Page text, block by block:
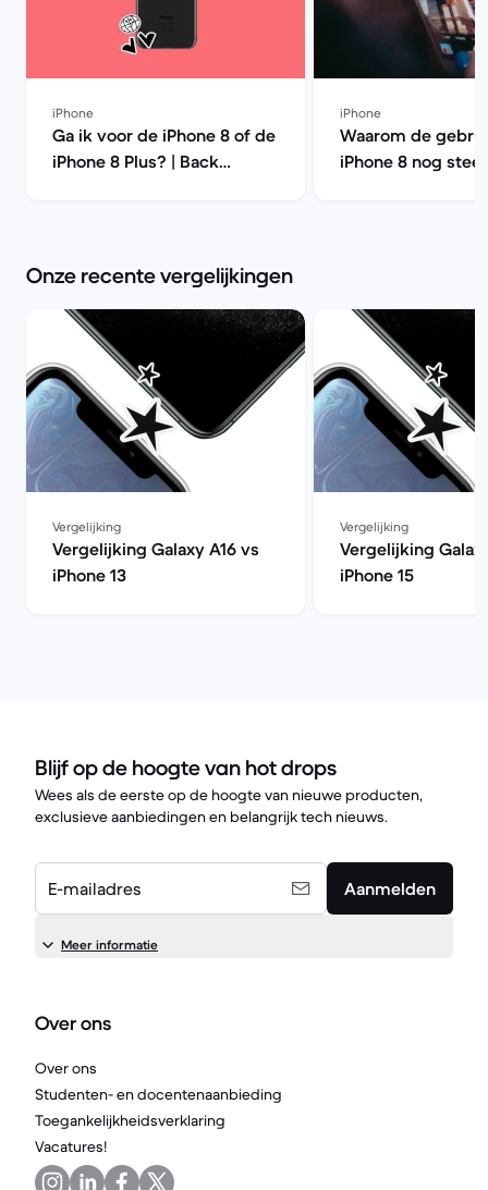
iPhone
Ga ik voor de iPhone 8 of de
iPhone 8 Plus? | Back
iPhone
Waarom de
iPhone 8 nog
Onze recente vergelijkingen
Vergelijking
Vergelijking Galaxy A16 vs
iPhone 13
Vergelijking
Vergelijking
iPhone 15
Blijf op de hoogte van hot drops
Wees als de eerste op de hoogte van nieuwe producten,
exclusieve aanbiedingen en belangrijk tech nieuws.
E-mailadres Aanmelden
Meer informatie
Over ons
Over ons
Studenten- en docentenaanbieding
Toegankelijkheidsverklaring
Vacatures!